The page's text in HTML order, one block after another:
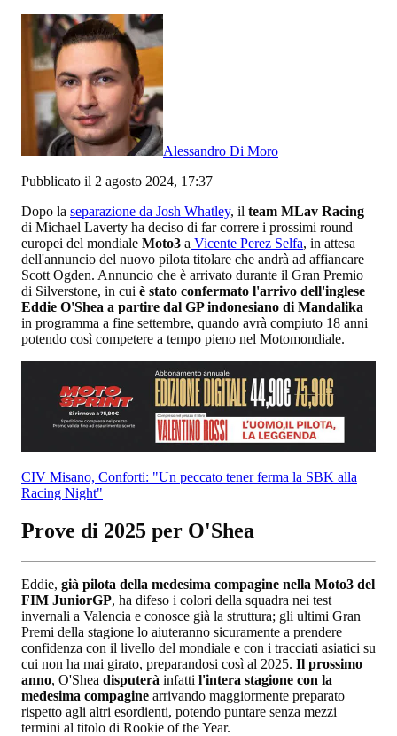
Alessandro Di Moro
Pubblicato il 2 agosto 2024, 17:37
Dopo la separazione da Josh Whatley, il team MLav Racing
di Michael Laverty ha deciso di far correre i prossimi round
europei del mondiale Moto3 a Vicente Perez Selfa, in attesa
dell'annuncio del nuovo pilota titolare che andrà ad affiancare
Scott Ogden. Annuncio che è arrivato durante il Gran Premio
di Silverstone, in cui è stato confermato l'arrivo dell'inglese
Eddie O'Shea a partire dal GP indonesiano di Mandalika
in programma a fine settembre, quando avrà compiuto 18 anni
potendo così competere a tempo pieno nel Motomondiale.
CIV Misano, Conforti: "Un peccato tener ferma la SBK alla
Racing Night"
Prove di 2025 per O'Shea
Eddie, già pilota della medesima compagine nella Moto3 del
FIM JuniorGP, ha difeso i colori della squadra nei test
invernali a Valencia e conosce già la struttura; gli ultimi Gran
Premi della stagione lo aiuteranno sicuramente a prendere
confidenza con il livello del mondiale e con i tracciati asiatici su
cui non ha mai girato, preparandosi così al 2025. Il prossimo
anno, O'Shea disputerà infatti l'intera stagione con la
medesima compagine arrivando maggiormente preparato
rispetto agli altri esordienti, potendo puntare senza mezzi
termini al titolo di Rookie of the Year.